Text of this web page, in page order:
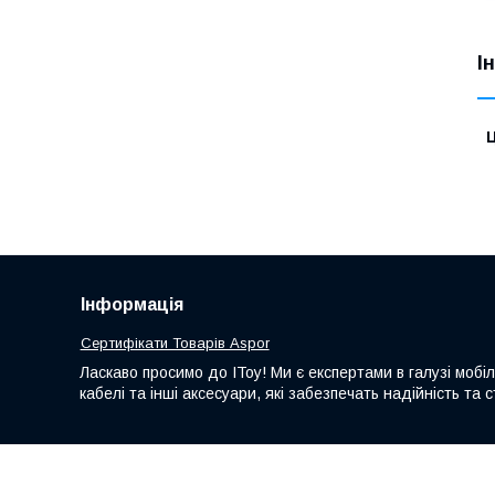
Інформація
Сертифікати Товарів Aspor
Ласкаво просимо до IToy! Ми є експертами в галузі
кабелі та інші аксесуари, які забезпечать надійність